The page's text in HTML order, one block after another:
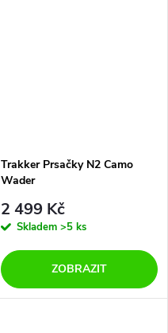
Trakker Prsačky N2 Camo
Wader
2 499 Kč
Skladem >5 ks
ZOBRAZIT